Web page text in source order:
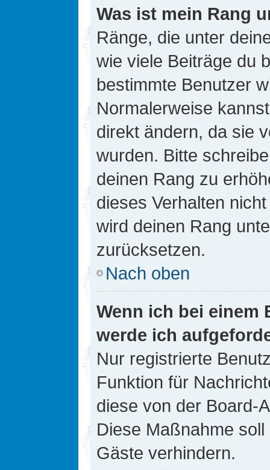
Was ist mein Rang
Ränge, die unter
wie viele Beiträge du
bestimmte Benutzer
Normalerweise
direkt ändern, da sie
wurden. Bitte
deinen Rang zu
dieses Verhalten
wird deinen Rang
zurücksetzen.
Nach oben
Wenn ich bei einem
werde ich
Nur registrierte
Funktion für
diese von der Board-
Diese Maßnahme
Gäste verhindern.